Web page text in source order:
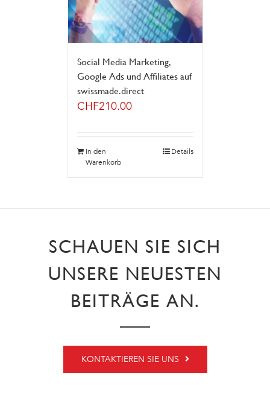
Social Media Marketing,
Google Ads und Affiliates auf
swissmade.direct
CHF210.00
In den
Warenkorb
Details
SCHAUEN SIE SICH
UNSERE NEUESTEN
BEITRÄGE AN.
KONTAKTIEREN SIE UNS